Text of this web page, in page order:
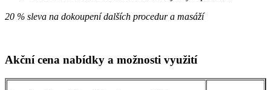
20 % sleva na dokoupení dalších procedur a masáží
Akční cena nabídky a možnosti využití